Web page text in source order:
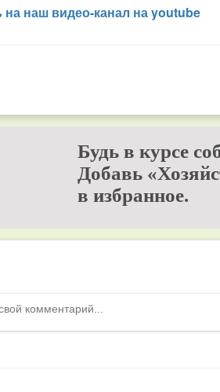
наш видео-канал на youtube
Будь в курсе
Добавь
в избранное.